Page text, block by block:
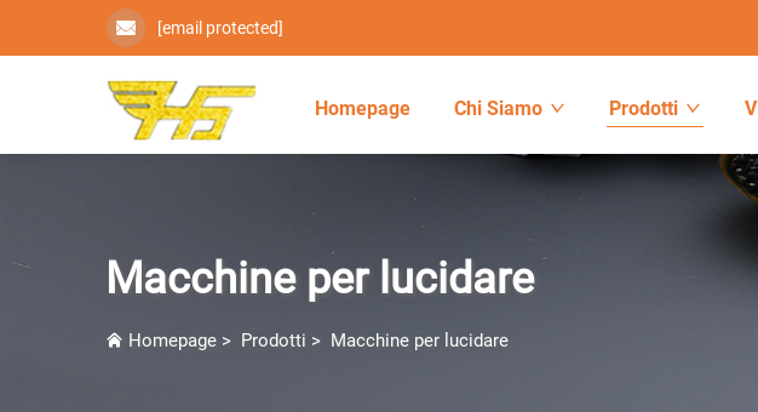
[email protected]
Homepage Chi Siamo Prodotti
Macchine per lucidare
Homepage > Prodotti > Macchine per lucidare